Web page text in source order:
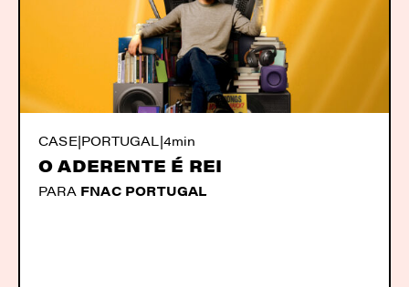
CASE|PORTUGAL |4min
O ADERENTE É REI
PARA FNAC PORTUGAL